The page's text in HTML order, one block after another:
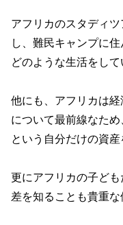
アフリカのスタディ
し、難民キャンプに
どのような生活をし
他にも、アフリカは
について最前線なた
という自分だけの資産
更にアフリカの子ど
差を知ることも貴重な